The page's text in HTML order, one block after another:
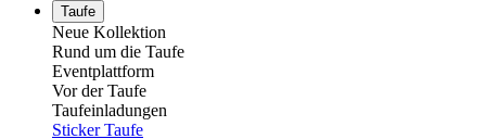
Taufe
Neue Kollektion
Rund um die Taufe
Eventplattform
Vor der Taufe
Taufeinladungen
Sticker Taufe